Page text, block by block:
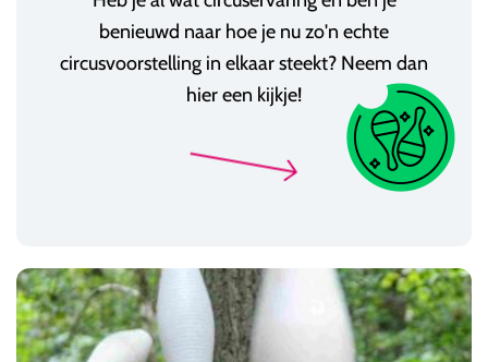
benieuwd naar hoe je nu zo'n echte
circusvoorstelling in elkaar steekt? Neem dan
hier een kijkje!